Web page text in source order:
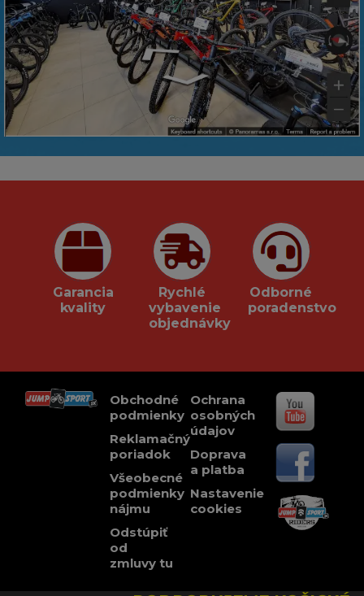
Garancia
kvality
Rychlé
vybavenie
objednávky
Odborné
poradenstvo
Obchodné
podmienky
Reklamačný
poriadok
Všeobecné
podmienky
nájmu
Odstúpiť
od
zmluvy tu
Ochrana
osobných
údajov
Doprava
a platba
Nastavenie
cookies